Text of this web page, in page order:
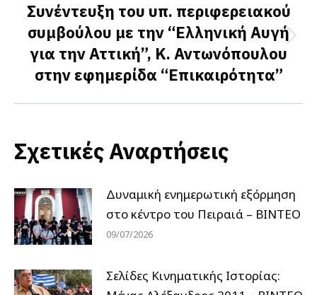
Next
post:
Συνέντευξη του υπ. περιφερειακού
συμβούλου με την “Ελληνική Αυγή
για την Αττική”, Κ. Αντωνόπουλου
στην εφημερίδα “Επικαιρότητα”
Σχετικές Αναρτήσεις
Δυναμική ενημερωτική εξόρμηση
στο κέντρο του Πειραιά – ΒΙΝΤΕΟ
09/07/2026
Σελίδες Κινηματικής Ιστορίας: